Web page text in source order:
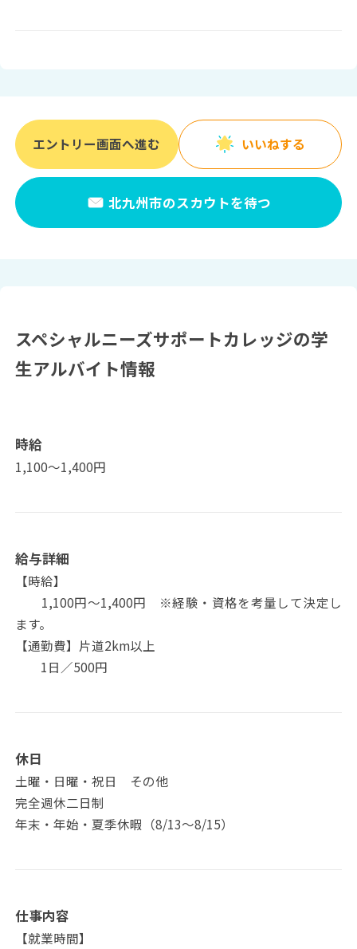
エントリー画面へ進む いいねする
北九州市のスカウトを待つ
スペシャルニーズサポートカレッジの学
生アルバイト情報
時給
1,100〜1,400円
給与詳細
【時給】
1,100円～1,400円 ※経験・資格を考量して決定し
ます。
【通勤費】片道2km以上
1日／500円
休日
土曜・日曜・祝日 その他
完全週休二日制
年末・年始・夏季休暇（8/13～8/15）
仕事内容
【就業時間】